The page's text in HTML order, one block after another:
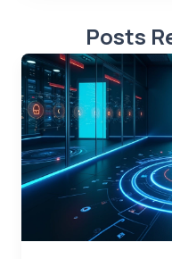
Posts